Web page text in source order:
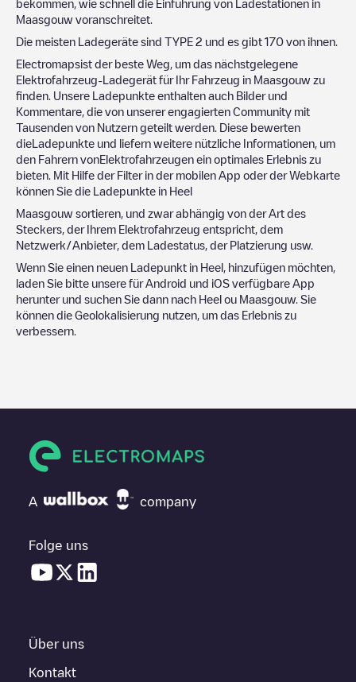
bekommen, wie schnell die Einführung von Ladestationen in
Maasgouw voranschreitet.
Die meisten Ladegeräte sind TYPE 2 und es gibt 170 von ihnen.
Electromapsist der beste Weg, um das nächstgelegene
Elektrofahrzeug-Ladegerät für Ihr Fahrzeug in Maasgouw zu
finden. Unsere Ladepunkte enthalten auch Bilder und
Kommentare, die von unserer engagierten Community mit
Tausenden von Nutzern geteilt werden. Diese bewerten
dieLadepunkte und liefern weitere nützliche Informationen, um
den Fahrern vonElektrofahrzeugen ein optimales Erlebnis zu
bieten. Mit Hilfe der Filter in der mobilen App oder der Webkarte
können Sie die Ladepunkte in Heel
Maasgouw sortieren, und zwar abhängig von der Art des
Steckers, der Ihrem Elektrofahrzeug entspricht, dem
Netzwerk/Anbieter, dem Ladestatus, der Platzierung usw.
Wenn Sie einen neuen Ladepunkt in Heel , hinzufügen möchten,
laden Sie bitte unsere für Android und iOS verfügbare App
herunter und suchen Sie dann nach Heel ou Maasgouw. Sie
können die Geolokalisierung nutzen, um das Erlebnis zu
verbessern.
A company
Folge uns
Über uns
Kontakt